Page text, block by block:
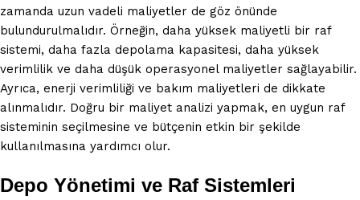
zamanda uzun vadeli maliyetler de göz önünde
bulundurulmalıdır. Örneğin, daha yüksek maliyetli bir raf
sistemi, daha fazla depolama kapasitesi, daha yüksek
verimlilik ve daha düşük operasyonel maliyetler sağlayabilir.
Ayrıca, enerji verimliliği ve bakım maliyetleri de dikkate
alınmalıdır. Doğru bir maliyet analizi yapmak, en uygun raf
sisteminin seçilmesine ve bütçenin etkin bir şekilde
kullanılmasına yardımcı olur.
Depo Yönetimi ve Raf Sistemleri